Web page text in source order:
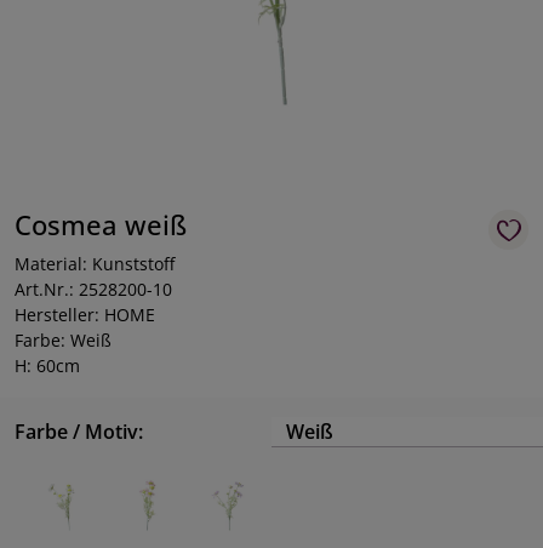
Cosmea weiß
Material: Kunststoff
Art.Nr.: 2528200-10
Hersteller: HOME
Farbe: Weiß
H: 60cm
Farbe / Motiv: Weiß